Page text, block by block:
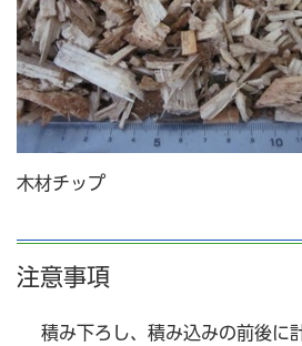
木材チップ
注意事項
積み下ろし、積み込みの前後に